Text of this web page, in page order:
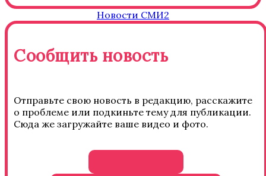
Новости СМИ2
Сообщить новость
Отправьте свою новость в редакцию, расскажите
о проблеме или подкиньте тему для публикации.
Сюда же загружайте ваше видео и фото.